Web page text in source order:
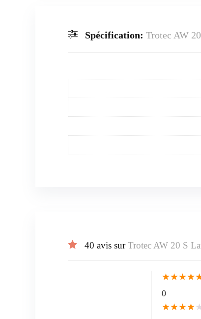
Spécification: Trotec AW
40 avis surTrotec AW 20 S
★★★★
0
★★★★